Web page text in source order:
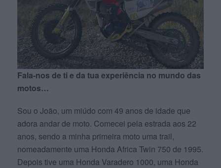
Fala-nos de ti e da tua experiência no mundo das
motos…
Sou o João, um miúdo com 49 anos de idade que
adora andar de moto. Comecei pela estrada aos 22
anos, sendo a minha primeira moto uma trail,
nomeadamente uma Honda Africa Twin 750 de 1995.
Depois tive uma Honda Varadero 1000, uma Honda